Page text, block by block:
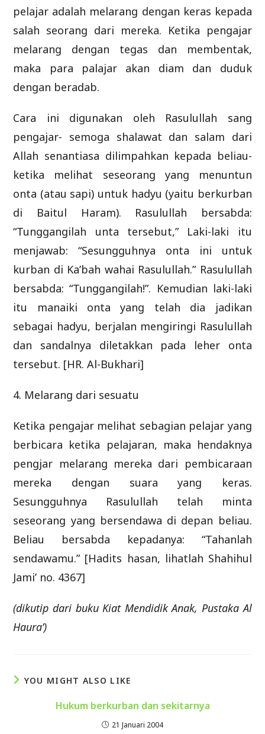
pelajar adalah melarang dengan keras kepada
salah seorang dari mereka. Ketika pengajar
melarang dengan tegas dan membentak,
maka para palajar akan diam dan duduk
dengan beradab.
Cara ini digunakan oleh Rasulullah sang
pengajar- semoga shalawat dan salam dari
Allah senantiasa dilimpahkan kepada beliau-
ketika melihat seseorang yang menuntun
onta (atau sapi) untuk hadyu (yaitu berkurban
di Baitul Haram). Rasulullah bersabda:
“Tunggangilah unta tersebut,” Laki-laki itu
menjawab: “Sesungguhnya onta ini untuk
kurban di Ka’bah wahai Rasulullah.” Rasulullah
bersabda: “Tunggangilah!”. Kemudian laki-laki
itu manaiki onta yang telah dia jadikan
sebagai hadyu, berjalan mengiringi Rasulullah
dan sandalnya diletakkan pada leher onta
tersebut. [HR. Al-Bukhari]
4. Melarang dari sesuatu
Ketika pengajar melihat sebagian pelajar yang
berbicara ketika pelajaran, maka hendaknya
pengjar melarang mereka dari pembicaraan
mereka dengan suara yang keras.
Sesungguhnya Rasulullah telah minta
seseorang yang bersendawa di depan beliau.
Beliau bersabda kepadanya: “Tahanlah
sendawamu.” [Hadits hasan, lihatlah Shahihul
Jami’ no. 4367]
(dikutip dari buku Kiat Mendidik Anak, Pustaka Al
Haura’)
YOU MIGHT ALSO LIKE
Hukum berkurban dan sekitarnya
21 Januari 2004